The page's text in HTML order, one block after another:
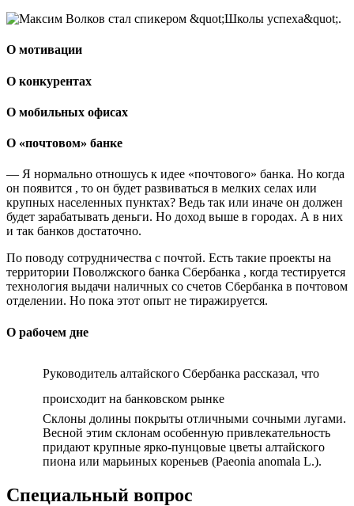
О мотивации
О конкурентах
О мобильных офисах
О «почтовом» банке
— Я нормально отношусь к идее «почтового» банка. Но когда
он появится , то он будет развиваться в мелких селах или
крупных населенных пунктах? Ведь так или иначе он должен
будет зарабатывать деньги. Но доход выше в городах. А в них
и так банков достаточно.
По поводу сотрудничества с почтой. Есть такие проекты на
территории Поволжского банка Сбербанка , когда тестируется
технология выдачи наличных со счетов Сбербанка в почтовом
отделении. Но пока этот опыт не тиражируется.
О рабочем дне
Руководитель алтайского Сбербанка рассказал, что
происходит на банковском рынке
Склоны долины покрыты отличными сочными лугами.
Весной этим склонам особенную привлекательность
придают крупные ярко-пунцовые цветы алтайского
пиона или марьиных кореньев (Paeonia anomala L.).
Специальный вопрос